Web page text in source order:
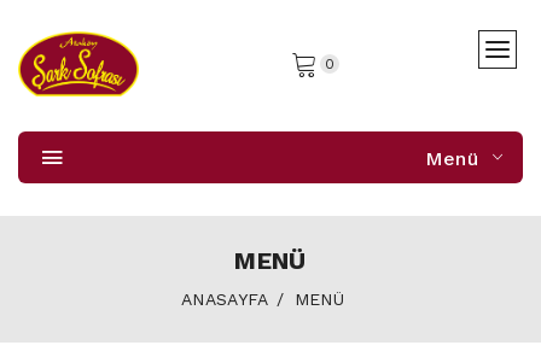
0
Menü
MENÜ
ANASAYFA MENÜ